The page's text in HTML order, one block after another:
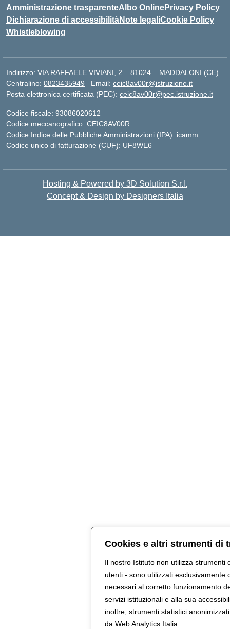
Cookies e altri strumenti di
Il nostro Istituto non utilizza strumenti
utenti - sono utilizzati esclusivamente
necessari al corretto funzionamento
servizi istituzionali e alla sua
inoltre, strumenti statistici
da Web Analytics Italia.
Amministrazione trasparenteAlbo OnlinePrivacy Policy
Dichiarazione di accessibilitàNote legaliCookie Policy
Whistleblowing
Indirizzo: VIA RAFFAELE VIVIANI, 2 – 81024 – MADDALONI (CE)
Centralino: 0823435949 Email: ceic8av00r@istruzione.it
Posta elettronica certificata (PEC): ceic8av00r@pec.istruzione.it
Codice fiscale: 93086020612
Codice meccanografico: CEIC8AV00R
Codice Indice delle Pubbliche Amministrazioni (IPA): icamm
Codice unico di fatturazione (CUF): UF8WE6
Hosting & Powered by 3D Solution S.r.l.
Concept & Design by Designers Italia